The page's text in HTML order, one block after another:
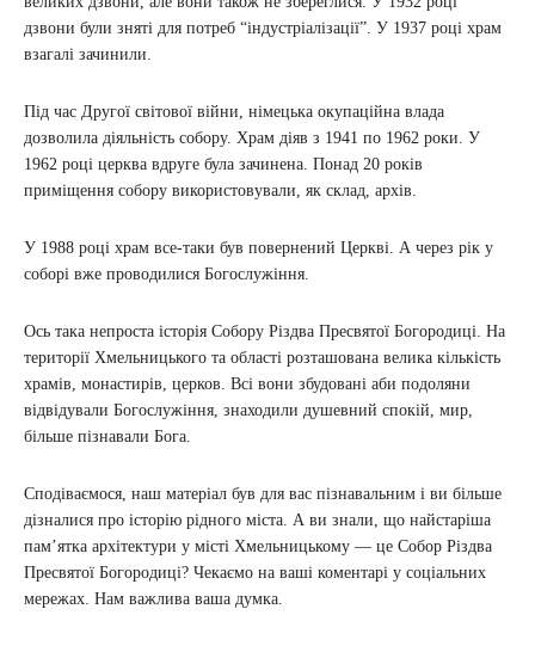
дзвони були зняті для потреб “індустріалізації”. У 1937 році храм
взагалі зачинили.
Під час Другої світової війни, німецька окупаційна влада
дозволила діяльність собору. Храм діяв з 1941 по 1962 роки. У
1962 році церква вдруге була зачинена. Понад 20 років
приміщення собору використовували, як склад, архів.
У 1988 році храм все-таки був повернений Церкві. А через рік у
соборі вже проводилися Богослужіння.
Ось така непроста історія Собору Різдва Пресвятої Богородиці. На
території Хмельницького та області розташована велика кількість
храмів, монастирів, церков. Всі вони збудовані аби подоляни
відвідували Богослужіння, знаходили душевний спокій, мир,
більше пізнавали Бога.
Сподіваємося, наш матеріал був для вас пізнавальним і ви більше
дізналися про історію рідного міста. А ви знали, що найстаріша
пам’ятка архітектури у місті Хмельницькому — це Собор Різдва
Пресвятої Богородиці? Чекаємо на ваші коментарі у соціальних
мережах. Нам важлива ваша думка.